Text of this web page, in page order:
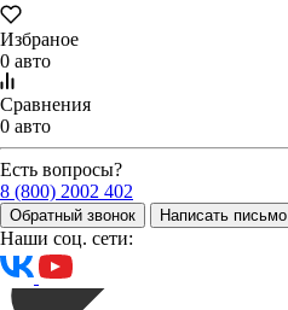
Избраное
0 авто
Сравнения
0 авто
Есть вопросы?
8 (800) 2002 402
Обратный звонок Написать письмо
Наши соц. сети: